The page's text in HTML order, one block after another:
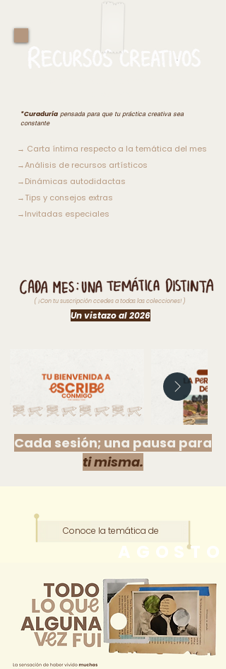
*Curaduría pensada para que tu práctica creativa sea
constante
→ Carta íntima respecto a la temática del mes
→Análisis de recursos artísticos
→Dinámicas autodidactas
→Tips y consejos extras
→Invitadas especiales
( ¡Con tu suscripción ccedes a todas las colecciones! )
Un vistazo al 2026
Cada sesión; una pausa para
ti misma.
Conoce la temática de
AGOSTO